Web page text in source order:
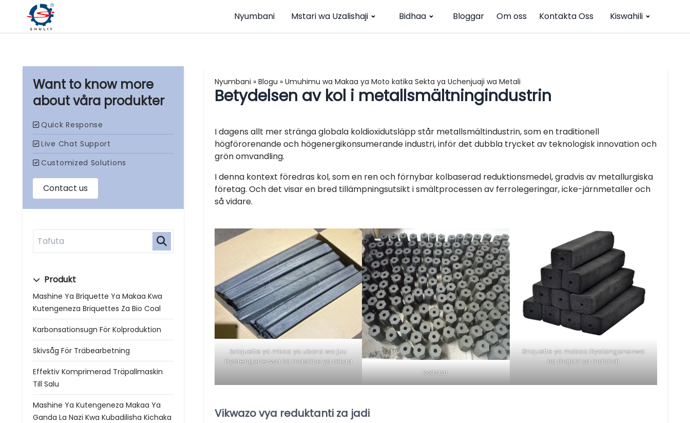
Nyumbani Mstari wa Uzalishaji Bidhaa Bloggar Om oss Kontakta Oss Kiswahili
våra produkter
Produkt
Mashine Ya Briquette Ya Makaa Kwa
Kutengeneza Briquettes Za Bio Coal
Karbonsationsugn För Kolproduktion
Skivsåg För Träbearbetning
Effektiv Komprimerad Träpallmaskin
Till Salu
Mashine Ya Kutengeneza Makaa Ya
Ganda La Nazi Kwa Kubadilisha Kichaka
Nyumbani » Blogu » Umuhimu wa Makaa ya Moto katika Sekta ya Uchenjuaji wa Metali
Betydelsen av kol i metallsmältningindustrin
I dagens allt mer stränga globala koldioxidutsläpp står metallsmältindustrin, som en traditionell
högförorenande och högenergikonsumerande industri, inför det dubbla trycket av teknologisk innovation och
grön omvandling.
I denna kontext föredras kol, som en ren och förnybar kolbaserad reduktionsmedel, gradvis av metallurgiska
företag. Och det visar en bred tillämpningsutsikt i smältprocessen av ferrolegeringar, icke-järnmetaller och
så vidare.
briquette ya mkaa ya ubora wa juu
iliyotengenezwa na mashine ya mkaa
kolbitar
Briquette ya makaa iliyotengenezwa
na majani ya mahindi
Vikwazo vya reduktanti za jadi